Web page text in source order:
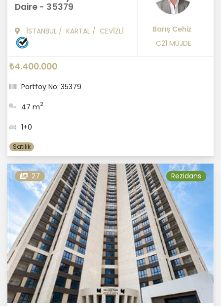
Daire - 35379
İSTANBUL / KARTAL / CEVİZLİ
Barış Cehiz
C21 MÜJDE
₺4.400.000
Portföy No: 35379
47 m2
1+0
Satılık
27 Rezidans